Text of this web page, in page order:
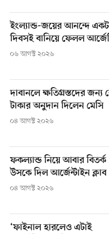
ইংল্যান্ড-জয়ের আনন্দে
দিবসই বানিয়ে ফেলল
০৬ আগস্ট ২০২৬
দাবানলে ক্ষতিগ্রস্তদের জন্য
টাকার অনুদান দিলেন মেসি
০৪ আগস্ট ২০২৬
ফকল্যান্ড নিয়ে আবার বিতর্ক
উসকে দিল আর্জেন্টাইন ক্লাব
০৪ আগস্ট ২০২৬
‘ফাইনাল হারলেও এটাই